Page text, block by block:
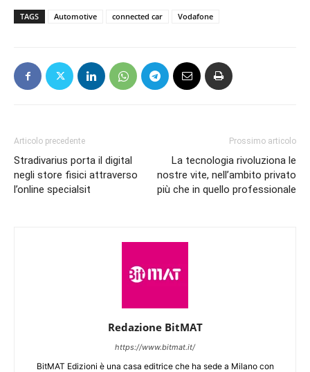
TAGS Automotive connected car Vodafone
Articolo precedente
Stradivarius porta il digital
negli store fisici attraverso
l’online specialsit
Prossimo articolo
La tecnologia rivoluziona le
nostre vite, nell’ambito privato
più che in quello professionale
Redazione BitMAT
https://www.bitmat.it/
BitMAT Edizioni è una casa editrice che ha sede a Milano con